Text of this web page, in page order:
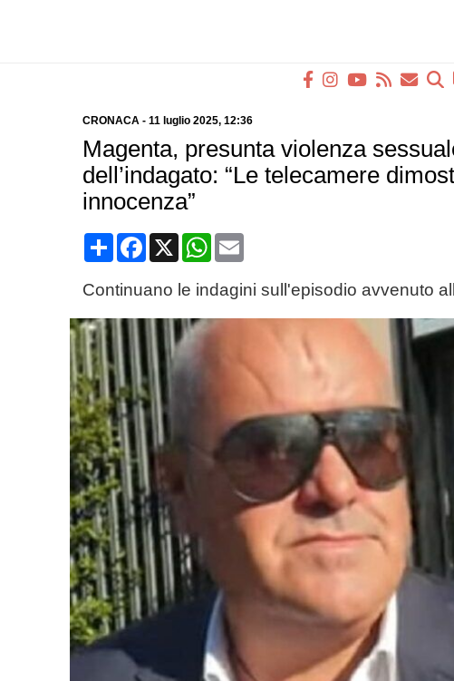
CRONACA- 11 luglio 2025, 12:36
Magenta, presunta violenza
dell’indagato: “Le telecamere
innocenza”
CondividiFacebook
X WhatsApp
Email
Continuano le indagini sull'episodio avvenuto